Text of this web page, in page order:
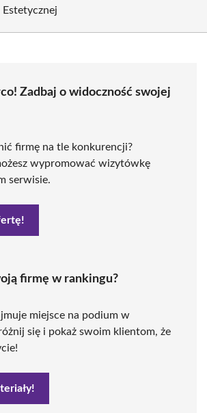
Estetycznej
Zadbaj o widoczność swojej
firmę na tle konkurencji?
wypromować wizytówkę
serwisie.
firmę w rankingu?
miejsce na podium w
się i pokaż swoim klientom, że